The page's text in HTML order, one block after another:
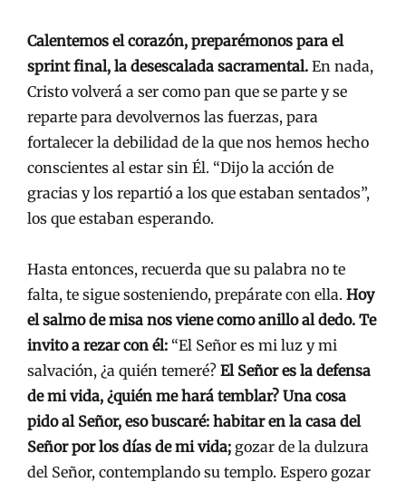
Calentemos el corazón, preparémonos para el
sprint final, la desescalada sacramental. En nada,
Cristo volverá a ser como pan que se parte y se
reparte para devolvernos las fuerzas, para
fortalecer la debilidad de la que nos hemos hecho
conscientes al estar sin Él. “Dijo la acción de
gracias y los repartió a los que estaban sentados”,
los que estaban esperando.
Hasta entonces, recuerda que su palabra no te
falta, te sigue sosteniendo, prepárate con ella. Hoy
el salmo de misa nos viene como anillo al dedo. Te
invito a rezar con él: “El Señor es mi luz y mi
salvación, ¿a quién temeré? El Señor es la defensa
de mi vida, ¿quién me hará temblar? Una cosa
pido al Señor, eso buscaré: habitar en la casa del
Señor por los días de mi vida; gozar de la dulzura
del Señor, contemplando su templo. Espero gozar